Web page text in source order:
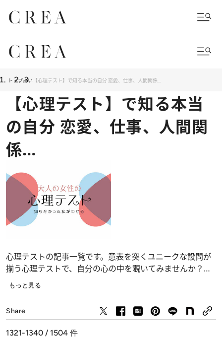
トップ占い 【心理テスト】で知る本当の自分 恋愛、仕事、人間関係…
【心理テスト】で知る本当
の自分 恋愛、仕事、人間関
係…
心理テストの記事一覧です。意表を突くユニークな設問が
揃う心理テストで、自分の心の中を覗いてみませんか？
恋愛、仕事、人間関係の深層心理……、自分でも気づかな
もっと見る
Share
1321-1340 / 1504 件